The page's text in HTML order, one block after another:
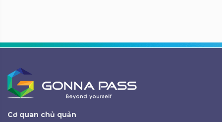
Cơ quan chủ quản